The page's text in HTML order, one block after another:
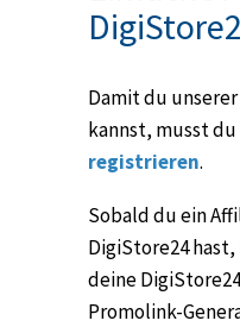
Damit du
kannst, musst
registrieren.
Sobald du ein
DigiStore24
deine
Promolink-